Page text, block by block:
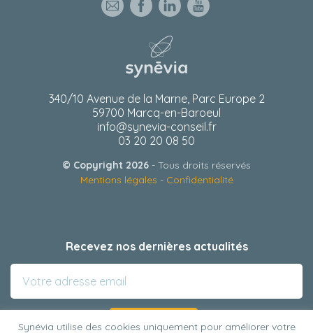
340/10 Avenue de la Marne, Parc Europe 2
59700 Marcq-en-Baroeul
info@synevia-conseil.fr
03 20 20 08 50
© Copyright 2026 - Tous droits réservés
Mentions légales - Confidentialité
Recevez nos dernières actualités
Synévia utilise des cookies uniquement pour améliorer votre